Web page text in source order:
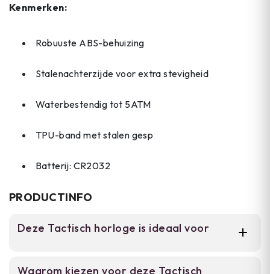
Kenmerken:
Robuuste ABS-behuizing
Stalenachterzijde voor extra stevigheid
Waterbestendig tot 5ATM
TPU-band met stalen gesp
Batterij: CR2032
PRODUCTINFO
Deze Tactisch horloge is ideaal voor
Waarom kiezen voor deze Tactisch